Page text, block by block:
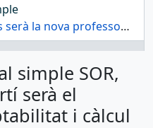
de la classe d'analfabets adults
de comptabilitat i càlcul mercantil
la professora de francès
simple SOR,
serà el
i càlcul